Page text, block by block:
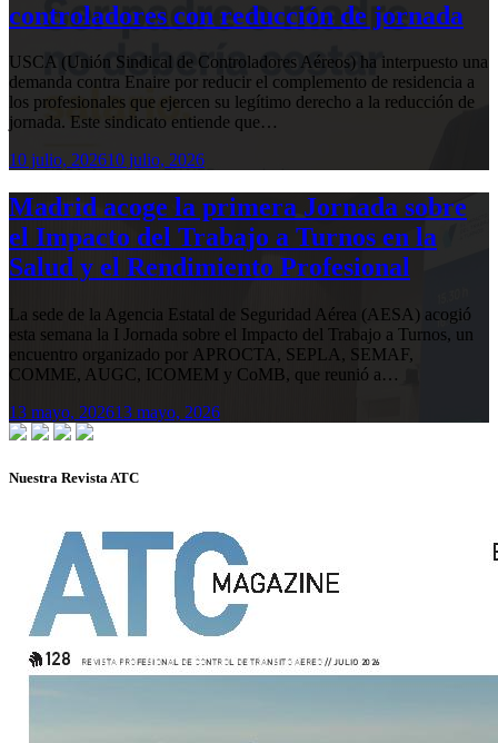
controladores con reducción de jornada
USCA (Unión Sindical de Controladores Aéreos) ha interpuesto una
demanda contra Enaire por reducir el complemento de residencia a
los profesionales que ejercen su legítimo derecho a la reducción de
jornada. Este sindicato entiende que…
10 julio, 202610 julio, 2026
Madrid acoge la primera Jornada sobre
el Impacto del Trabajo a Turnos en la
Salud y el Rendimiento Profesional
La sede de la Agencia Estatal de Seguridad Aérea (AESA) acogió
esta semana la I Jornada sobre el Impacto del Trabajo a Turnos, un
encuentro organizado por APROCTA, SEPLA, SEMAF,
COMME, AUGC, ICOMEM y CoMB, que reunió a…
13 mayo, 202613 mayo, 2026
Nuestra Revista ATC